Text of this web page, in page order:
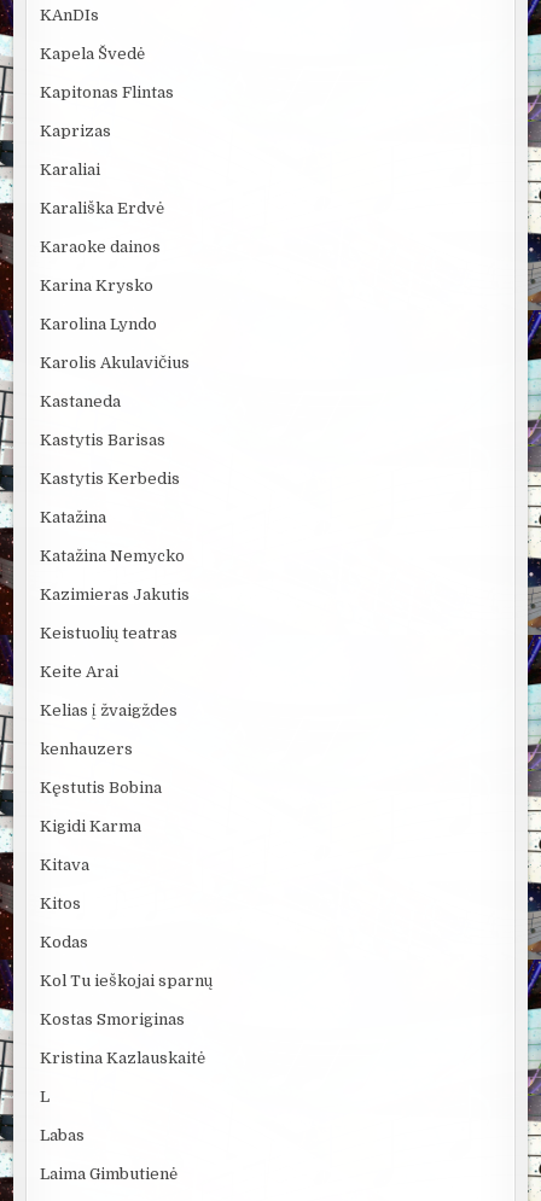
KAnDIs
Kapela Švedė
Kapitonas Flintas
Kaprizas
Karaliai
Karališka Erdvė
Karaoke dainos
Karina Krysko
Karolina Lyndo
Karolis Akulavičius
Kastaneda
Kastytis Barisas
Kastytis Kerbedis
Katažina
Katažina Nemycko
Kazimieras Jakutis
Keistuolių teatras
Keite Arai
Kelias į žvaigždes
kenhauzers
Kęstutis Bobina
Kigidi Karma
Kitava
Kitos
Kodas
Kol Tu ieškojai sparnų
Kostas Smoriginas
Kristina Kazlauskaitė
L
Labas
Laima Gimbutienė